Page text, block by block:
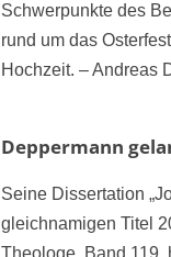
Schwerpunkte des
rund um das
Hochzeit. – Andreas
Deppermann
Seine Dissertation
gleichnamigen Titel